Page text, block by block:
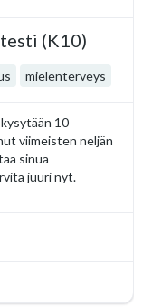
(K10)
mielenterveys
10
viimeisten neljän
sinua
juuri nyt.